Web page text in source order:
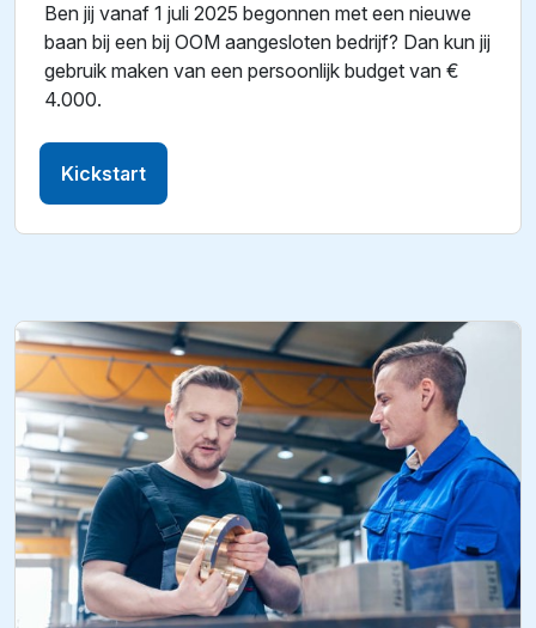
Ben jij vanaf 1 juli 2025 begonnen met een nieuwe
baan bij een bij OOM aangesloten bedrijf? Dan kun jij
gebruik maken van een persoonlijk budget van €
4.000.
Kickstart